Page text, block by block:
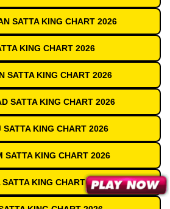
SATTA KING CHART 2026
KING CHART 2026
SATTA KING CHART 2026
SATTA KING CHART 2026
SATTA KING CHART 2026
SATTA KING CHART 2026
SATTA KING CHART 2026